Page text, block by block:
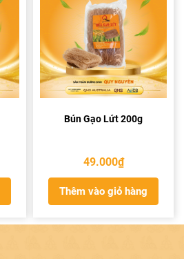
Bún Gạo Lứt 200g
49.000₫
Thêm vào giỏ hàng